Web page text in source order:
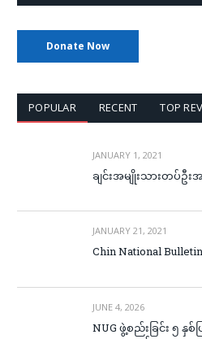
Donate Now
POPULAR RECENT TOP
JANUARY 1, 2021
ချင်းအမျိုးသားတပ်ဦး
JANUARY 21, 2021
Chin National
JUNE 4, 2026
NUG ဖွဲ့စည်းခြင်း ၅